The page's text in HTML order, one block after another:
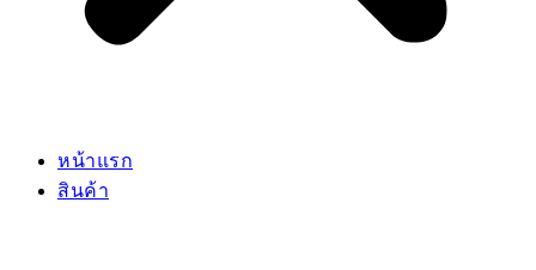
หน้าแรก
สินค้า